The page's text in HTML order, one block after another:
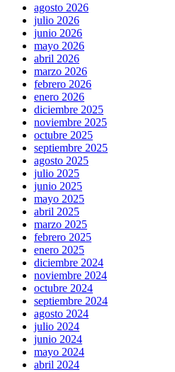
agosto 2026
julio 2026
junio 2026
mayo 2026
abril 2026
marzo 2026
febrero 2026
enero 2026
diciembre 2025
noviembre 2025
octubre 2025
septiembre 2025
agosto 2025
julio 2025
junio 2025
mayo 2025
abril 2025
marzo 2025
febrero 2025
enero 2025
diciembre 2024
noviembre 2024
octubre 2024
septiembre 2024
agosto 2024
julio 2024
junio 2024
mayo 2024
abril 2024